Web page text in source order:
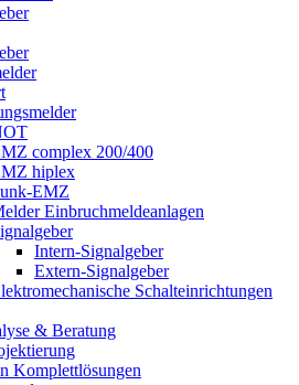
complex 200/400
hiplex
EMZ
Einbruchmeldeanlagen
Intern-Signalgeber
Extern-Signalgeber
Schalteinrichtungen
& Beratung
Komplettlösungen